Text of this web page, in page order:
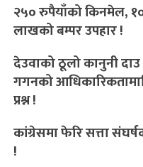
२५० रुपैयाँको किनमेल,
लाखको बम्पर उपहार !
देउवाको ठूलो कानुनी
गगनको
प्रश्न !
कांग्रेसमा फेरि सत्ता
!